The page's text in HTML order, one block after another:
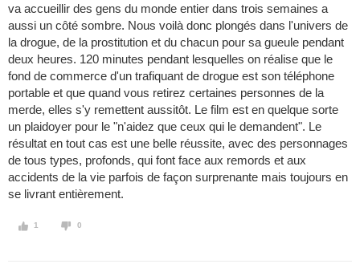
va accueillir des gens du monde entier dans trois semaines a
aussi un côté sombre. Nous voilà donc plongés dans l'univers de
la drogue, de la prostitution et du chacun pour sa gueule pendant
deux heures. 120 minutes pendant lesquelles on réalise que le
fond de commerce d'un trafiquant de drogue est son téléphone
portable et que quand vous retirez certaines personnes de la
merde, elles s'y remettent aussitôt. Le film est en quelque sorte
un plaidoyer pour le "n'aidez que ceux qui le demandent". Le
résultat en tout cas est une belle réussite, avec des personnages
de tous types, profonds, qui font face aux remords et aux
accidents de la vie parfois de façon surprenante mais toujours en
se livrant entièrement.
1 0